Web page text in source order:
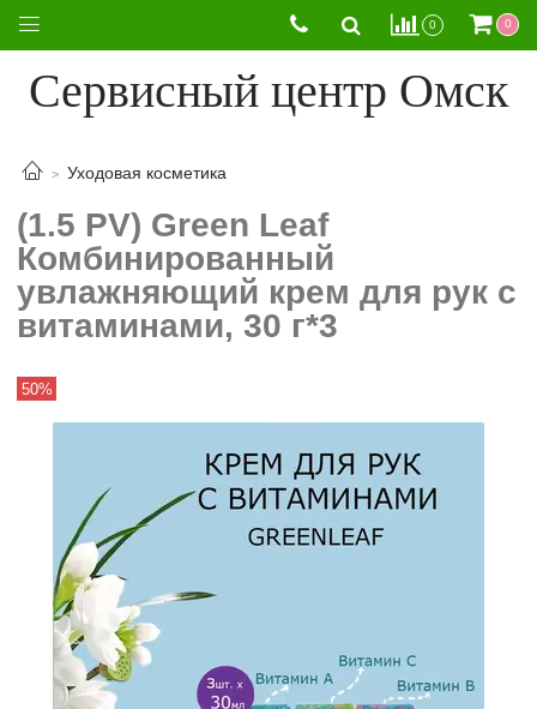
0 0
Сервисный центр Омск
Уходовая косметика
(1.5 PV) Green Leaf
Комбинированный
увлажняющий крем для рук с
витаминами, 30 г*3
50%